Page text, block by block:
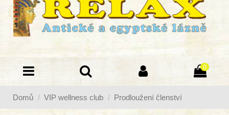
0
Domů VIP wellness club Prodloužení členství